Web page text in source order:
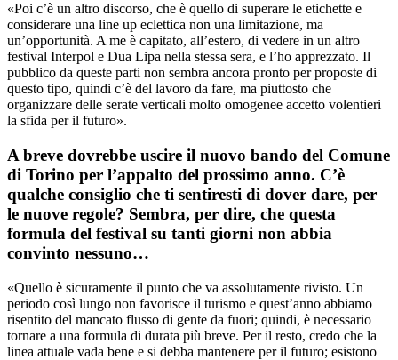
«Poi c’è un altro discorso, che è quello di superare le etichette e
considerare una line up eclettica non una limitazione, ma
un’opportunità. A me è capitato, all’estero, di vedere in un altro
festival Interpol e Dua Lipa nella stessa sera, e l’ho apprezzato. Il
pubblico da queste parti non sembra ancora pronto per proposte di
questo tipo, quindi c’è del lavoro da fare, ma piuttosto che
organizzare delle serate verticali molto omogenee accetto volentieri
la sfida per il futuro».
A breve dovrebbe uscire il nuovo bando del Comune
di Torino per l’appalto del prossimo anno. C’è
qualche consiglio che ti sentiresti di dover dare, per
le nuove regole? Sembra, per dire, che questa
formula del festival su tanti giorni non abbia
convinto nessuno…
«Quello è sicuramente il punto che va assolutamente rivisto. Un
periodo così lungo non favorisce il turismo e quest’anno abbiamo
risentito del mancato flusso di gente da fuori; quindi, è necessario
tornare a una formula di durata più breve. Per il resto, credo che la
linea attuale vada bene e si debba mantenere per il futuro; esistono